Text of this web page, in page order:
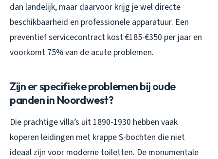
dan landelijk, maar daarvoor krijg je wel directe
beschikbaarheid en professionele apparatuur. Een
preventief servicecontract kost €185-€350 per jaar en
voorkomt 75% van de acute problemen.
Zijn er specifieke problemen bij oude
panden in Noordwest?
Die prachtige villa’s uit 1890-1930 hebben vaak
koperen leidingen met krappe S-bochten die niet
ideaal zijn voor moderne toiletten. De monumentale